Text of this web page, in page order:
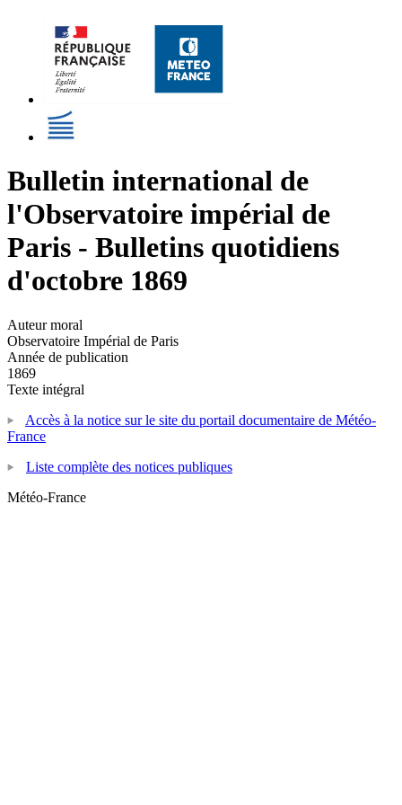
Bulletin international de
l'Observatoire impérial de
Paris - Bulletins quotidiens
d'octobre 1869
Auteur moral
Observatoire Impérial de Paris
Année de publication
1869
Texte intégral
Accès à la notice sur le site du portail documentaire de Météo-
France
Liste complète des notices publiques
Météo-France